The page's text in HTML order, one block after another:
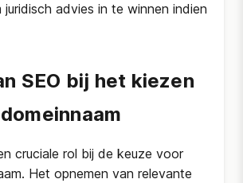
juridisch advies in te winnen indien
SEO bij het kiezen
cruciale rol bij de keuze voor
Het opnemen van relevante